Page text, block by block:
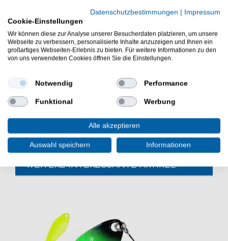
den Faktor 10 und auch Abrieb wird vorgebeugt.
Durchmesser: 0,25mm
Tragkraft: 39kg
Farbe: wahlweise grün oder gelb
WFT KG STRONG Schnur geflochtene 150m Spulen.
Eine tolle geflochtene Schnur.Diese WFT Schnur ist
ideal zum Meeresangeln, Wallerangeln und
Raubfischangeln.
WEITERE INTERESSANTE ARTIKEL
Datenschutzbestimmungen | Impressum
Cookie-Einstellungen
Wir können diese zur Analyse unserer Besucherdaten platzieren, um unsere
Webseite zu verbessern, personalisierte Inhalte anzuzeigen und Ihnen ein
großartiges Webseiten-Erlebnis zu bieten. Für weitere Informationen zu den
von uns verwendeten Cookies öffnen Sie die Einstellungen.
Notwendig Performance
Funktional Werbung
Alle akzeptieren
Auswahl speichern Informationen